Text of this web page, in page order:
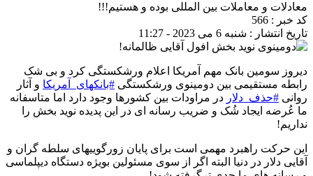
معادلات و معاملات بین المللی بوده و هستیم!!!
کد خبر : 566
تاریخ انتشار : شنبه 6 می 2023 - 11:27
دیروز سومین بانک مهم آمریکا اعلام ورشکستگی کرد و بی شک
رابطه مستقیمی بین دومینوی ورشکستگی #بانکهای_آمریکا و آثار
روانی #حذف_دلار در مراودات بین کشورها وجود دارد اما متاسفانه
ما عُرضه ایجاد شُک و ضریب رسانه ای در این پدیده نوید بخش را
نداریم!
این حرکت راهبرد مهمی است برای پایان زورگوییهای سلطه گران و
آقایی دلار در دنیا البته اگر از سوی مسئولین بویژه دستگاه دیپلماسی